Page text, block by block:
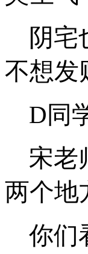
阴宅
不想发
D同
宋老
两个地
你们